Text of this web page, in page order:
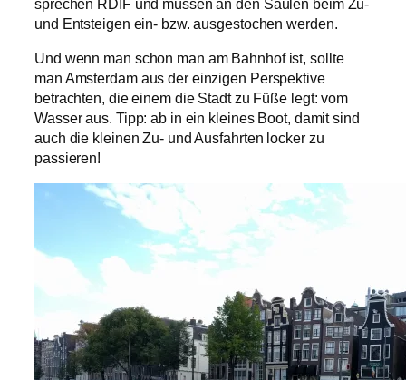
sprechen RDIF und müssen an den Säulen beim Zu-
und Entsteigen ein- bzw. ausgestochen werden.
Und wenn man schon man am Bahnhof ist, sollte
man Amsterdam aus der einzigen Perspektive
betrachten, die einem die Stadt zu Füße legt: vom
Wasser aus. Tipp: ab in ein kleines Boot, damit sind
auch die kleinen Zu- und Ausfahrten locker zu
passieren!